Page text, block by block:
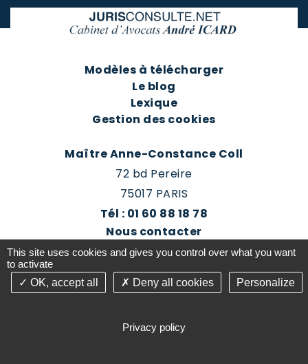
Modèles à télécharger
Le blog
Lexique
Gestion des cookies
Maître Anne-Constance Coll
72 bd Pereire
75017 PARIS
Tél : 01 60 88 18 78
Nous contacter
Prendre rendez-vous
This site uses cookies and gives you control over what you want
to activate
OK, accept all
Deny all cookies Personalize
Privacy policy